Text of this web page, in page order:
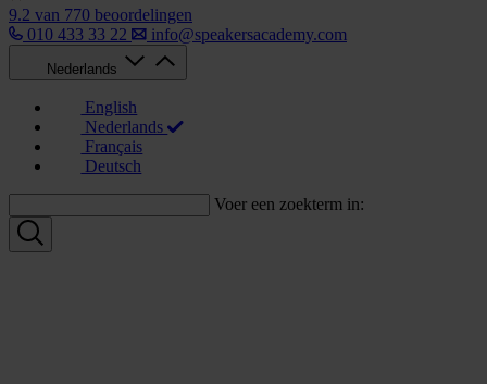
9.2 van 770 beoordelingen
010 433 33 22
info@speakersacademy.com
Nederlands
English
Nederlands
Français
Deutsch
Voer een zoekterm in: